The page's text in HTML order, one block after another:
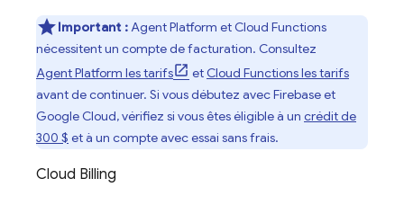
Important :Agent Platform et Cloud Functions
nécessitent un compte de facturation. Consultez
Agent Platform les tarifs et Cloud Functionsles tarifs
avant de continuer. Si vous débutez avec Firebase et
Google Cloud, vérifiez si vous êtes éligible à un crédit de
300 $ et à un compte avec essai sans frais.
Cloud Billing